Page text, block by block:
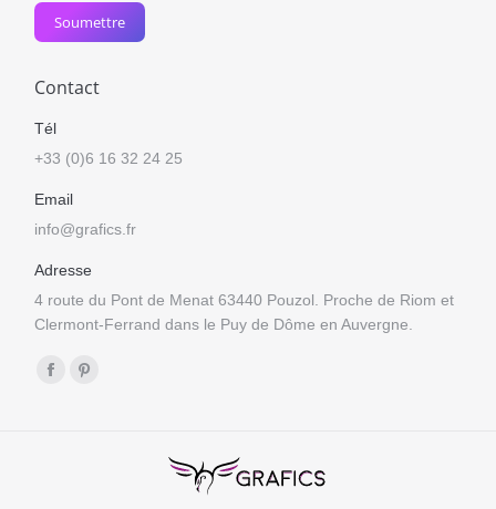
Soumettre
Contact
Tél
+33 (0)6 16 32 24 25
Email
info@grafics.fr
Adresse
4 route du Pont de Menat 63440 Pouzol. Proche de Riom et
Clermont-Ferrand dans le Puy de Dôme en Auvergne.
Trouvez nous sur :
FacebookPinterest